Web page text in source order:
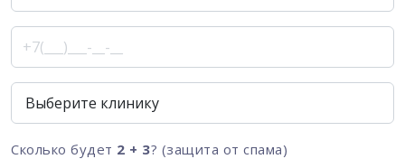
Сколько будет 2 + 3? (защита от спама)